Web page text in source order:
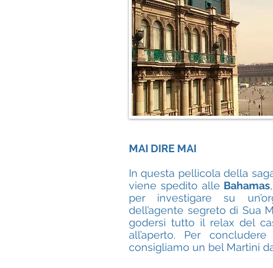
MAI DIRE MAI
In questa pellicola della
viene spedito alle Bahamas
per investigare su
dell’agente segreto di Sua
godersi tutto il relax del
all’aperto. Per
consigliamo un bel Martini